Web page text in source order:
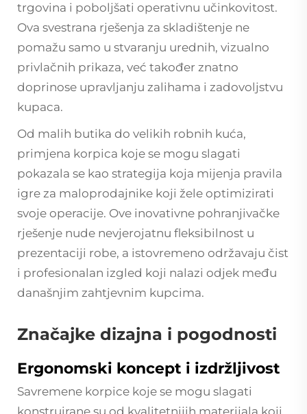
trgovina i poboljšati operativnu učinkovitost.
Ova svestrana rješenja za skladištenje ne
pomažu samo u stvaranju urednih, vizualno
privlačnih prikaza, već također znatno
doprinose upravljanju zalihama i zadovoljstvu
kupaca.
Od malih butika do velikih robnih kuća,
primjena korpica koje se mogu slagati
pokazala se kao strategija koja mijenja pravila
igre za maloprodajnike koji žele optimizirati
svoje operacije. Ove inovativne pohranjivačke
rješenje nude nevjerojatnu fleksibilnost u
prezentaciji robe, a istovremeno održavaju čist
i profesionalan izgled koji nalazi odjek među
današnjim zahtjevnim kupcima.
Značajke dizajna i pogodnosti
Ergonomski koncept i izdržljivost
Savremene korpice koje se mogu slagati